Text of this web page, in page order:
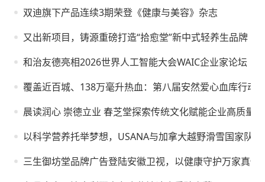
双迪旗下产品连续3期荣登《健康与美容》杂志
又出新项目，铸源重磅打造“拾愈堂”新中式轻养生品牌
和治友德亮相2026世界人工智能大会WAIC企业家论坛
覆盖近百城、138万毫升热血：第八届安然爱心血库行动
晨读润心 崇德立业 春芝堂探索传统文化赋能企业高质量
以科学营养托举梦想，USANA与加拿大越野滑雪国家队
三生御坊堂品牌广告登陆安徽卫视，以健康守护万家真情